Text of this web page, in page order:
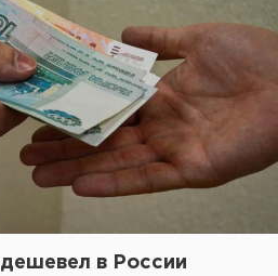
в России